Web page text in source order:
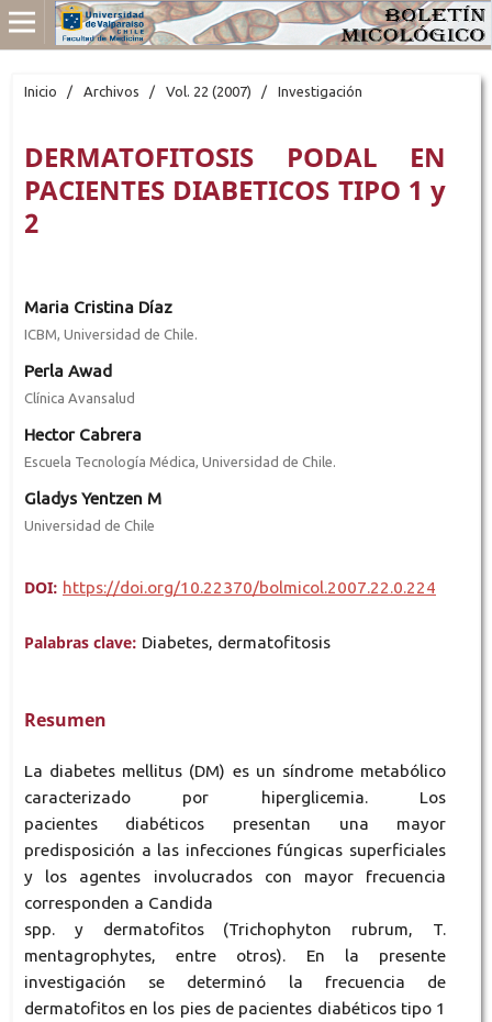
Inicio / Archivos / Vol. 22 (2007) / Investigación
DERMATOFITOSIS PODAL EN
PACIENTES DIABETICOS TIPO 1 y
2
Maria Cristina Díaz
ICBM, Universidad de Chile.
Perla Awad
Clínica Avansalud
Hector Cabrera
Escuela Tecnología Médica, Universidad de Chile.
Gladys Yentzen M
Universidad de Chile
DOI: https://doi.org/10.22370/bolmicol.2007.22.0.224
Palabras clave: Diabetes, dermatofitosis
Resumen
La diabetes mellitus (DM) es un síndrome metabólico
caracterizado por hiperglicemia. Los
pacientes diabéticos presentan una mayor
predisposición a las infecciones fúngicas superficiales
y los agentes involucrados con mayor frecuencia
corresponden a Candida
spp. y dermatofitos (Trichophyton rubrum, T.
mentagrophytes, entre otros). En la presente
investigación se determinó la frecuencia de
dermatofitos en los pies de pacientes diabéticos tipo 1